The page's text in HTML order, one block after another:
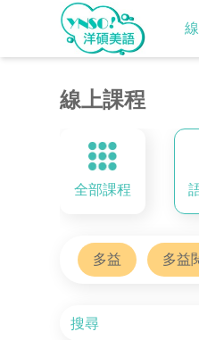
線上課程
全部課程
多益 多益